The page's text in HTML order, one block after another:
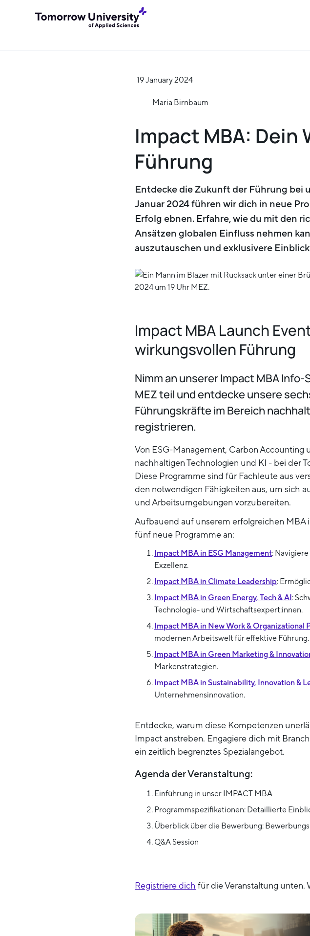
19 January 2024
Maria Birnbaum
Impact MBA:
Führung
Entdecke die Zukunft der Führung bei
Januar 2024 führen wir dich in neue
Erfolg ebnen. Erfahre, wie du mit den
Ansätzen globalen Einfluss nehmen
auszutauschen und exklusivere
Impact MBA Launch
wirkungsvollen Führung
Nimm an unserer Impact MBA Info-
MEZ teil und entdecke unsere
Führungskräfte im Bereich
registrieren.
Von ESG-Management, Carbon
nachhaltigen Technologien und KI - bei der
Diese Programme sind für Fachleute aus
den notwendigen Fähigkeiten aus, um sich
und Arbeitsumgebungen vorzubereiten.
Aufbauend auf unserem erfolgreichen
fünf neue Programme an:
Impact MBA in ESG Management:
Exzellenz.
Impact MBA in Climate Leadership:
Impact MBA in Green Energy, Tech & AI:
Technologie- und Wirtschaftsexpert:innen.
Impact MBA in New Work & Organizational
modernen Arbeitswelt für effektive Führung.
Impact MBA in Green Marketing &
Markenstrategien.
Impact MBA in Sustainability, Innovation &
Unternehmensinnovation.
Entdecke, warum diese Kompetenzen
Impact anstreben. Engagiere dich mit
ein zeitlich begrenztes Spezialangebot.
Agenda der Veranstaltung:
Einführung in unser IMPACT MBA
Programmspezifikationen: Detaillierte
Überblick über die Bewerbung:
Q&A Session
Registriere dich für die Veranstaltung unten.